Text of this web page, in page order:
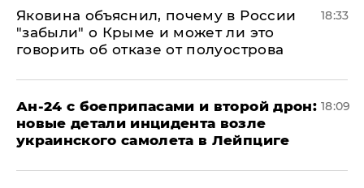
Яковина объяснил, почему в России
"забыли" о Крыме и может ли это
говорить об отказе от полуострова
18:33
Ан-24 с боеприпасами и второй дрон:
новые детали инцидента возле
украинского самолета в Лейпциге
18:09